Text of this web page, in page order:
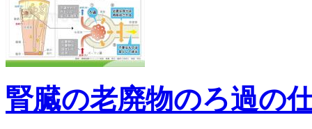
腎臓の老廃物のろ過の